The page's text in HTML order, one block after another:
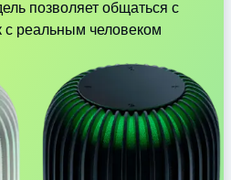
позволяет общаться с
с реальным человеком